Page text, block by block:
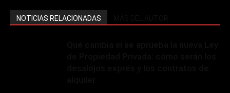
NOTICIAS RELACIONADAS